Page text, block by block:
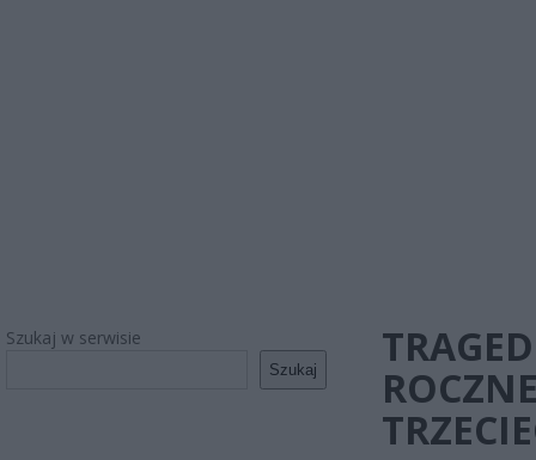
Szukaj w serwisie
Szukaj